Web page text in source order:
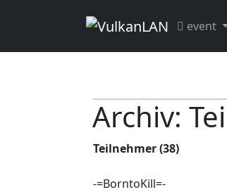
event
Archiv:
Teilnehmer (38)
-=BorntoKill=-